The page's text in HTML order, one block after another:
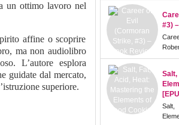
un ottimo lavoro nel
affine o scoprire
ma non audiolibro
L’autore esplora
guidate dal mercato,
superiore.
#3)
Salt,